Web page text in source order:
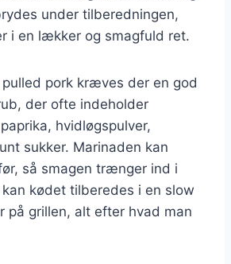
under tilberedningen,
i en lækker og smagfuld ret.
pork kræves der en god
der ofte indeholder
hvidløgspulver,
sukker. Marinaden kan
så smagen trænger ind i
kødet tilberedes i en slow
på grillen, alt efter hvad man